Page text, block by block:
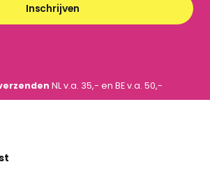
Inschrijven
NL v.a. 35,- en BE v.a. 50,-